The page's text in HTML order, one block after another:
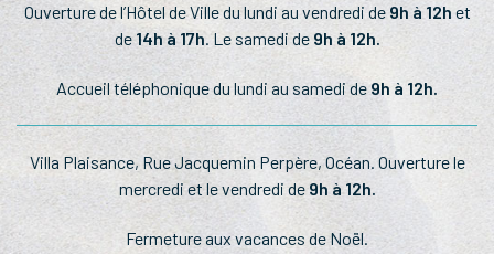
Ouverture de l’Hôtel de Ville du lundi au vendredi de 9h à 12h et
de 14h à 17h. Le samedi de 9h à 12h.
Accueil téléphonique du lundi au samedi de9h à 12h.
Villa Plaisance, Rue Jacquemin Perpère, Océan. Ouverture le
mercredi et le vendredi de 9h à 12h.
Fermeture aux vacances de Noël.